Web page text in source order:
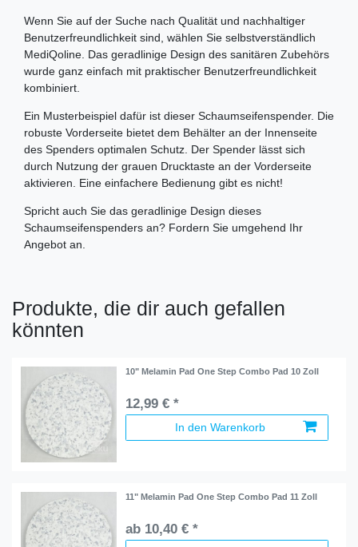
Wenn Sie auf der Suche nach Qualität und nachhaltiger
Benutzerfreundlichkeit sind, wählen Sie selbstverständlich
MediQoline. Das geradlinige Design des sanitären Zubehörs
wurde ganz einfach mit praktischer Benutzerfreundlichkeit
kombiniert.
Ein Musterbeispiel dafür ist dieser Schaumseifenspender. Die
robuste Vorderseite bietet dem Behälter an der Innenseite
des Spenders optimalen Schutz. Der Spender lässt sich
durch Nutzung der grauen Drucktaste an der Vorderseite
aktivieren. Eine einfachere Bedienung gibt es nicht!
Spricht auch Sie das geradlinige Design dieses
Schaumseifenspenders an? Fordern Sie umgehend Ihr
Angebot an.
Produkte, die dir auch gefallen
könnten
10" Melamin Pad One Step Combo Pad 10 Zoll
12,99 € *
In den Warenkorb
11" Melamin Pad One Step Combo Pad 11 Zoll
ab 10,40 € *